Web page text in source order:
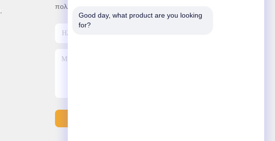
πολλά άλλα.
Good day, what product are you looking
for?